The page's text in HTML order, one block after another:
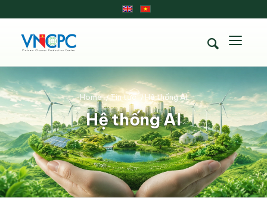
Hệ thống AI
Home /Tin tức / Hệ thống AI